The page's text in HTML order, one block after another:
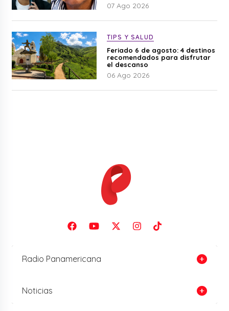
07 Ago 2026
TIPS Y SALUD
Feriado 6 de agosto: 4 destinos
recomendados para disfrutar
el descanso
06 Ago 2026
Radio Panamericana
Noticias